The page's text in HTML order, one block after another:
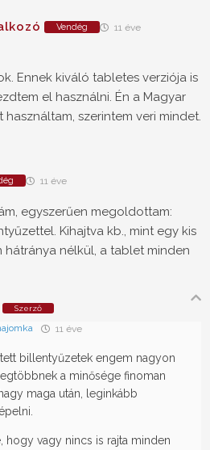
Vendég 11 éve
Ennek kiváló tabletes verziója is
el használni. Én a Magyar
szerintem veri mindet.
11 éve
egyszerűen megoldottam:
Kihajtva kb., mint egy kis
nélkül, a tablet minden
Szerző
11 éve
billentyűzetek engem nagyon
a minősége finoman
maga után, leginkább
hogy vagy nincs is rajta minden